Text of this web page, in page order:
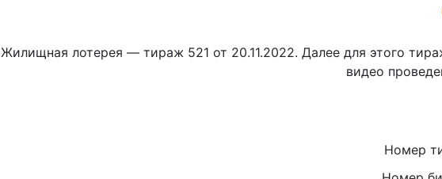
Жилищная лотерея — тираж 521 от 20.11.2022. Далее для этого
видео
Номер